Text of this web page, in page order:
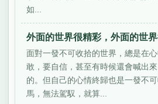
如...
外面的世界很精彩，外面的世
面對一發不可收拾的世界，總是在
敢，要自信，甚至有時候還會喊出
的。但自己的心情終歸也是一發不
馬，無法駕馭，就算...